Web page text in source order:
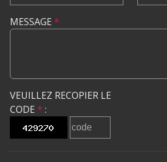
MESSAGE *
VEUILLEZ RECOPIER LE
CODE * :